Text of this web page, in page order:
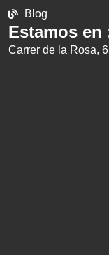
Blog
Estamos en
Carrer de la Rosa,